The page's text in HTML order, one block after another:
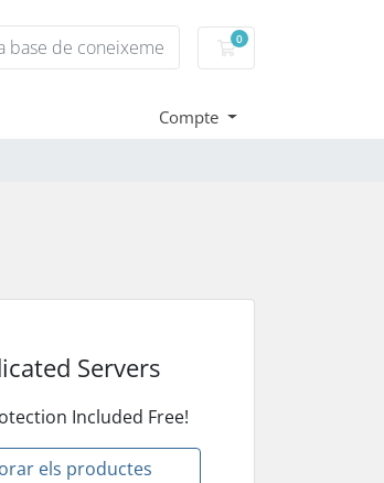
0
Carro de Comandes
Compte
Servers
Included Free!
els productes